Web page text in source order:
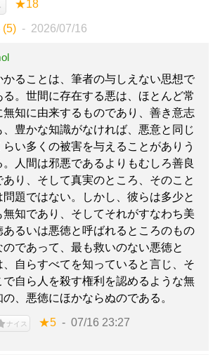
★18
(5) 2026/07/16
かることは、筆者の与しえない思想で
る。世間に存在する悪は、ほとんど常
無知に由来するものであり、善き意志
、豊かな知識がなければ、悪意と同じ
らい多くの被害を与えることがありう
。人間は邪悪であるよりもむしろ善良
あり、そして真実のところ、そのこと
問題ではない。しかし、彼らは多少と
無知であり、そしてそれがすなわち美
あるいは悪徳と呼ばれるところのもの
のであって、最も救いのない悪徳と
、自らすべてを知っていると言じ、そ
で自ら人を殺す権利を認めるような無
の、悪徳にほかならぬのである。
ナイス ★5 07/16 23:27